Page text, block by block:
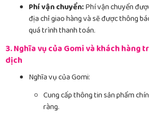
Phí vận chuyển:Phí vận chuyển
địa chỉ giao hàng và sẽ được thông
quá trình thanh toán.
3. Nghĩa vụ của Gomi và khách hàng
dịch
Nghĩa vụ của Gomi:
Cung cấp thông tin sản phẩm
ràng.